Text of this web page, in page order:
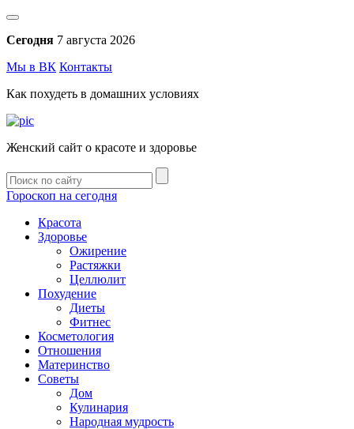
Сегодня 7 августа 2026
Мы в ВК Контакты
Как похудеть в домашних условиях
Женский сайт о красоте и здоровье
Гороскоп на сегодня
Красота
Здоровье
Ожирение
Растяжки
Целлюлит
Похудение
Диеты
Фитнес
Косметология
Отношения
Материнство
Советы
Дом
Кулинария
Народная мудрость